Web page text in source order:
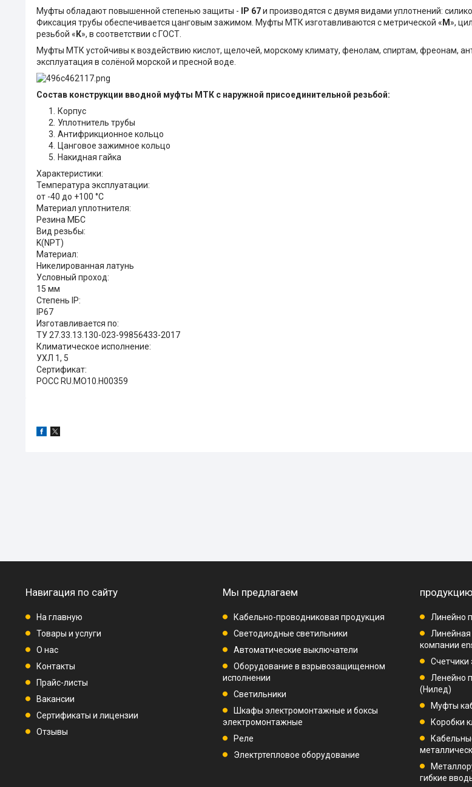
Муфты обладают повышенной степенью защиты - IP 67и производятся с двумя видами уплотнений:
Фиксация трубы обеспечивается цанговым зажимом. Муфты МТК изготавливаются с метрической «М»,
резьбой «К», в соответствии с ГОСТ.
Муфты МТК устойчивы к воздействию кислот, щелочей, морскому климату, фенолам, спиртам, фреонам,
эксплуатация в солёной морской и пресной воде.
Состав конструкции вводной муфты МТК с наружной присоединительной резьбой:
Корпус
Уплотнитель трубы
Антифрикционное кольцо
Цанговое зажимное кольцо
Накидная гайка
Характеристики:
Температура эксплуатации:
от -40 до +100 °С
Материал уплотнителя:
Резина МБС
Вид резьбы:
K(NPT)
Материал:
Никелированная латунь
Условный проход:
15 мм
Степень IP:
IP67
Изготавливается по:
ТУ 27.33.13.130-023-99856433-2017
Климатическое исполнение:
УХЛ 1, 5
Сертификат:
РОСС RU.MO10.H00359
Навигация по сайту
На главную
Товары и услуги
О нас
Контакты
Прайс-листы
Вакансии
Сертификаты и лицензии
Отзывы
Мы предлагаем
Кабельно-проводниковая продукция
Светодиодные светильники
Автоматические выключатели
Оборудование в взрывозащищенном
исполнении
Светильники
Шкафы электромонтажные и боксы
электромонтажные
Реле
Электртепловое оборудование
продукцию
Линейно
компании
Счетчики
Ленейно
(Нилед)
Муфты
Коробки
гибкие